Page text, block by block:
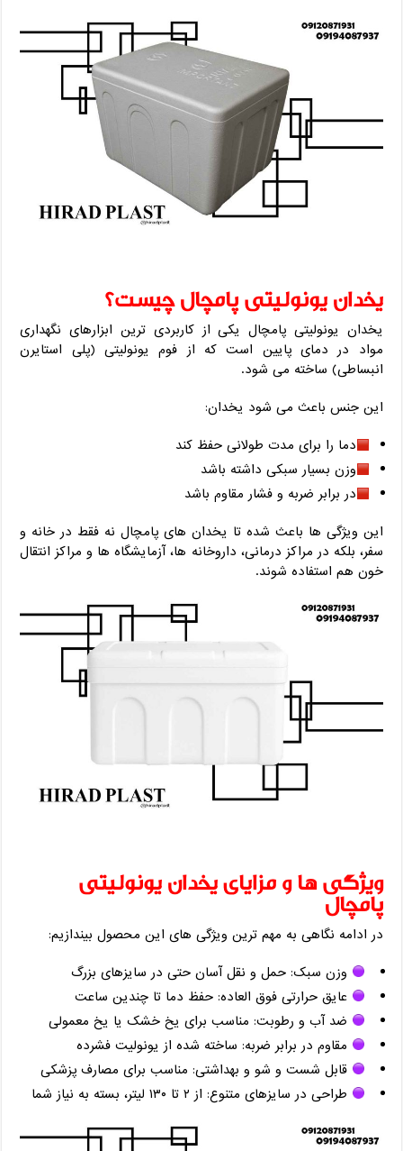
یخدان یونولیتی پامچال چیست؟
یخدان یونولیتی پامچال یکی از کاربردی‌ ترین ابزارهای نگهداری
مواد در دمای پایین است که از فوم یونولیتی (پلی ‌استایرن
انبساطی) ساخته می‌ شود.
این جنس باعث می‌ شود یخدان:
دما را برای مدت طولانی حفظ کند
وزن بسیار سبکی داشته باشد
در برابر ضربه و فشار مقاوم باشد
این ویژگی‌ ها باعث شده تا یخدان‌ های پامچال نه ‌فقط در خانه و
سفر، بلکه در مراکز درمانی، داروخانه ‌ها، آزمایشگاه ‌ها و مراکز انتقال
خون هم استفاده شوند.
ویژگی‌ ها و مزایای یخدان یونولیتی
پامچال
در ادامه نگاهی به مهم ‌ترین ویژگی ‌های این محصول بیندازیم:
وزن سبک: حمل و نقل آسان حتی در سایزهای بزرگ
عایق حرارتی فوق ‌العاده: حفظ دما تا چندین ساعت
ضد آب و رطوبت: مناسب برای یخ خشک یا یخ معمولی
مقاوم در برابر ضربه: ساخته‌ شده از یونولیت فشرده
قابل شست ‌و شو و بهداشتی: مناسب برای مصارف پزشکی
طراحی در سایزهای متنوع: از ۲ تا ۱۳۰ لیتر، بسته به نیاز شما